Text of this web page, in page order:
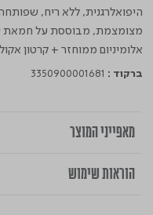
היפואלרגנית, ללא ריח,
אלומיניום ממוחזר + קרטון
ברקוד : 3350900001681
מאפייני המוצר
הוראות שימוש